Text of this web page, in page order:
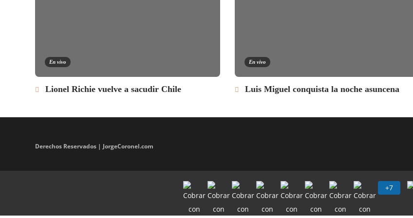
En vivo
Lionel Richie vuelve a sacudir Chile
En vivo
Luis Miguel conquista la noche asuncena
Derechos Reservados | JorgeCoronel.com